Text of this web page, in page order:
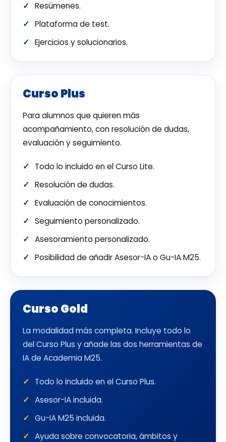
Resúmenes.
Plataforma de test.
Ejercicios y solucionarios.
Curso Plus
Para alumnos que quieren más
acompañamiento, con resolución de dudas,
evaluación y seguimiento.
Todo lo incluido en el Curso Lite.
Resolución de dudas.
Evaluación de conocimientos.
Seguimiento personalizado.
Asesoramiento personalizado.
Posibilidad de añadir Asesor-IA o Gu-IA M25.
Curso Gold
La modalidad más completa. Incluye todo lo
del Curso Plus y añade las dos herramientas de
IA de Academia M25.
Todo lo incluido en el Curso Plus.
Asesor-IA incluida.
Gu-IA M25 incluida.
Ayuda sobre convocatoria, ámbitos y